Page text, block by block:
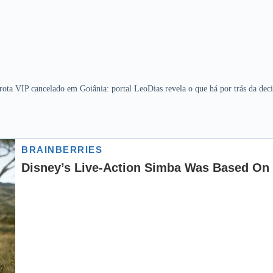
VIP cancelado em Goiânia: portal LeoDias revela o que há por trás da